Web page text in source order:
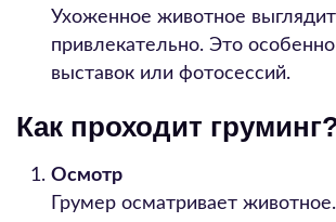
Ухоженное животное
привлекательно. Это
выставок или фотосессий.
Как проходит
Осмотр
Грумер осматривает